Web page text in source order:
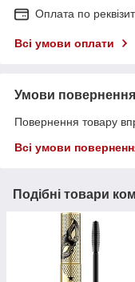
Оплата по
Всі умови оплати
Умови повернення
Повернення товару
Всі умови
Подібні товари